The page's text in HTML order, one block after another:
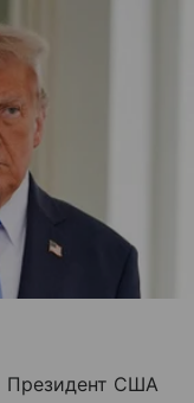
Президент США